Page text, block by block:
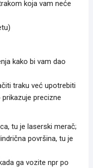
koja vam neće
kako bi vam dao
traku već upotrebiti
prikazuje precizne
tu je laserski merač;
površina, tu je
ga vozite npr po